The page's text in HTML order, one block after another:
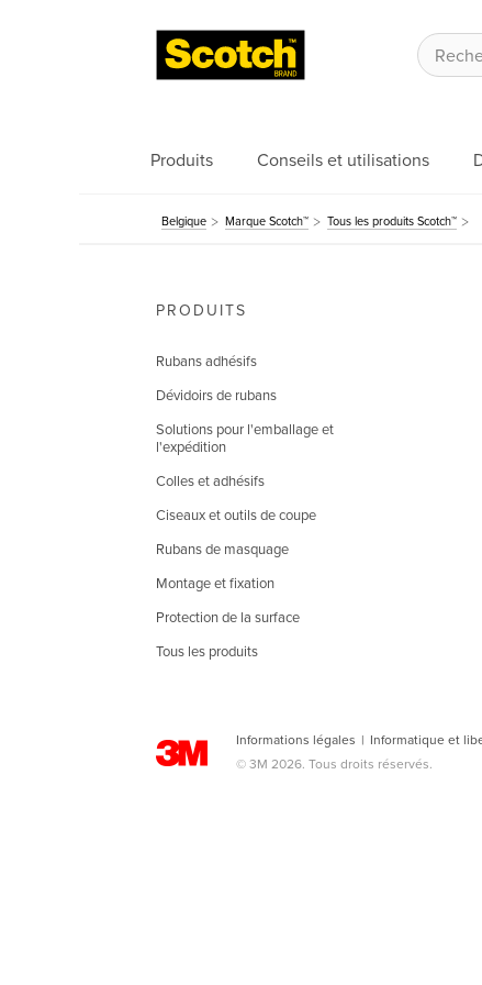
Produits Conseils et utilisations
Belgique Marque Scotch™ Tous les produits Scotch™
PRODUITS
Rubans adhésifs
Dévidoirs de rubans
Solutions pour l'emballage et
l'expédition
Colles et adhésifs
Ciseaux et outils de coupe
Rubans de masquage
Montage et fixation
Protection de la surface
Tous les produits
Informations légales | Informatique et
© 3M 2026. Tous droits réservés.